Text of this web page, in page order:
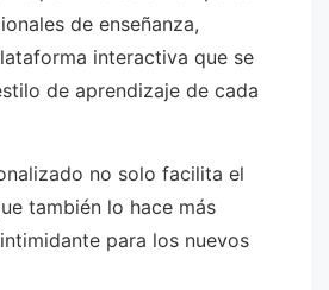
de enseñanza,
interactiva que se
de aprendizaje de cada
no solo facilita el
también lo hace más
para los nuevos